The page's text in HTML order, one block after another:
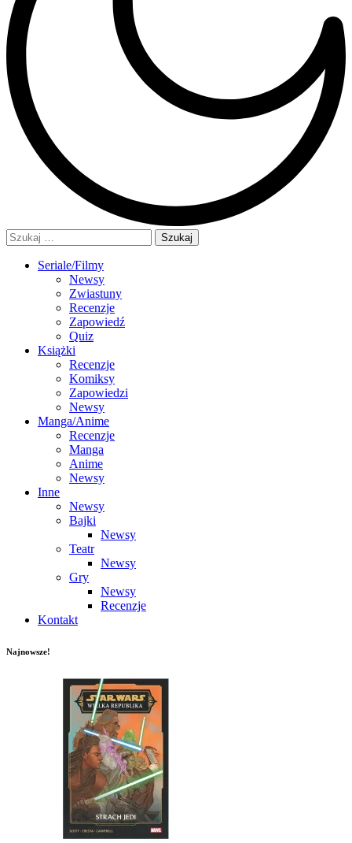
Szukaj:
Seriale/Filmy
Newsy
Zwiastuny
Recenzje
Zapowiedź
Quiz
Książki
Recenzje
Komiksy
Zapowiedzi
Newsy
Manga/Anime
Recenzje
Manga
Anime
Newsy
Inne
Newsy
Bajki
Newsy
Teatr
Newsy
Gry
Newsy
Recenzje
Kontakt
Najnowsze!